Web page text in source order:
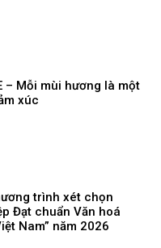
– Mỗi mùi hương là một
xúc
trình xét chọn
Đạt chuẩn Văn hoá
Nam” năm 2026